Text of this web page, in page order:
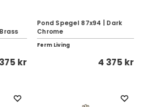
kr
Pond Spegel 87x94 | Dark
Chrome
Ferm Living
4 375 kr